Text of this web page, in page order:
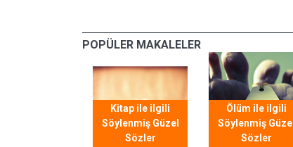
POPÜLER MAKALELER
Kitap ile ilgili
Söylenmiş Güzel
Sözler
Ölüm ile ilgili
Söylenmiş Güzel
Sözler